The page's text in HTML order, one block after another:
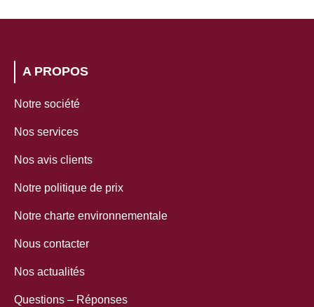
A PROPOS
Notre société
Nos services
Nos avis clients
Notre politique de prix
Notre charte environnementale
Nous contacter
Nos actualités
Questions – Réponses